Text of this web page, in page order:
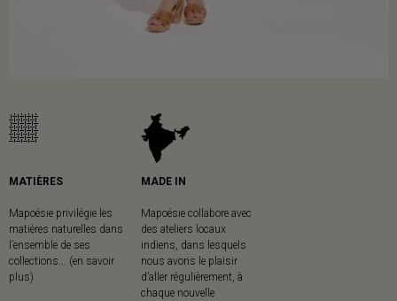
MATIÈRES
Mapoésie privilégie les
matières naturelles dans
l’ensemble de ses
collections... (en savoir
plus)
MADE IN
Mapoésie collabore avec
des ateliers locaux
indiens, dans lesquels
nous avons le plaisir
d’aller régulièrement, à
chaque nouvelle